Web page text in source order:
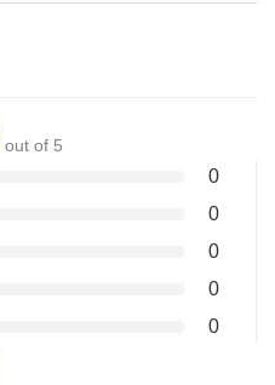
out of 5
0
0
0
0
0